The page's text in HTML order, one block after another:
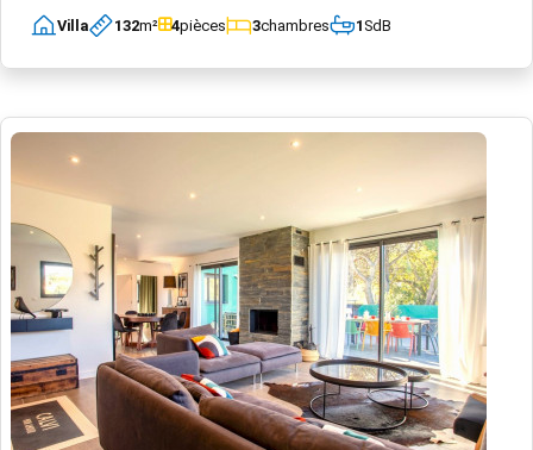
Villa 132m² 4pièces 3chambres 1SdB